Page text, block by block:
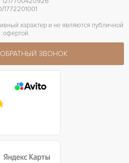
характер и не являются публичной
офертой.
ОБРАТНЫЙ ЗВОНОК